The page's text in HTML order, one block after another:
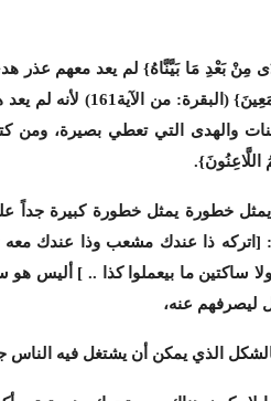
مِنْ بَعْدِ مَا بَيَّنَّاهُ} لم يعد معهم عذر
{أُولَئِكَ عَلَيْهِمْ لَعْنَةُ اللَّهِ
والهدى التي تعطي بصيرة، ومن
اللَّاعِنُونَ}.
يمثل خطورة يمثل خطورة كبيرة جداً
[اتركه ذا عندك مشعب وذا عندك
ساكتين ما بيعملوا كذا .. ] أليس
ليصرفهم عنه،
الذي يمكن أن يشتغل فيه الناس